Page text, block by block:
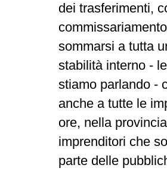
dei trasferimenti,
sommarsi a tutta
stabilità interno -
stiamo parlando -
anche a tutte le
ore, nella
imprenditori che
parte delle